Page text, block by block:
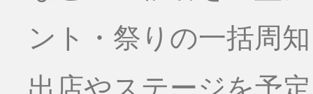
ント・祭りの一括周